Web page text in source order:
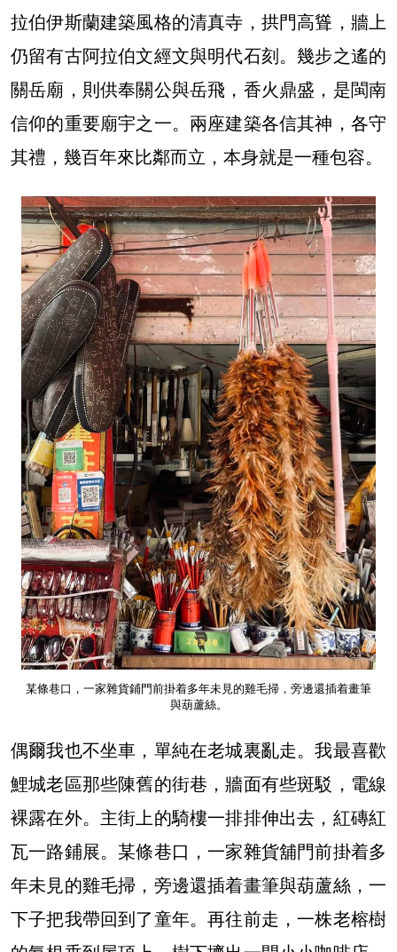
拉伯伊斯蘭建築風格的清真寺，拱門高聳，牆上
仍留有古阿拉伯文經文與明代石刻。幾步之遙的
關岳廟，則供奉關公與岳飛，香火鼎盛，是閩南
信仰的重要廟宇之一。兩座建築各信其神，各守
其禮，幾百年來比鄰而立，本身就是一種包容。
某條巷口，一家雜貨鋪門前掛着多年未見的雞毛掃，旁邊還插着畫筆
與葫蘆絲。
偶爾我也不坐車，單純在老城裏亂走。我最喜歡
鯉城老區那些陳舊的街巷，牆面有些斑駁，電線
裸露在外。主街上的騎樓一排排伸出去，紅磚紅
瓦一路鋪展。某條巷口，一家雜貨舖門前掛着多
年未見的雞毛掃，旁邊還插着畫筆與葫蘆絲，一
下子把我帶回到了童年。再往前走，一株老榕樹